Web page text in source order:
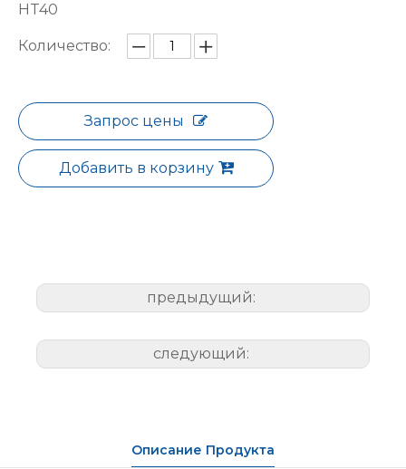
HT40
Количество:
Запрос цены
Добавить в корзину
предыдущий:
следующий:
Описание Продукта